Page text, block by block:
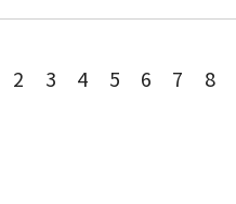
2 3 4 5 6 7 8